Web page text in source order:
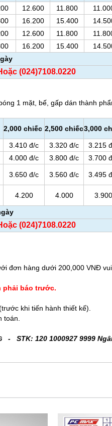
12.600 11.800
16.200 15.400
12.600 11.800
16.200 15.400
(024)7108.0220
1 mặt, bế, gấp dán thành
2,000 chiếc 2,500 chiếc3,000
3.410 đ/c 3.320 đ/c 3.215
4.000 đ/c 3.800 đ/c 3.700
3.650 đ/c 3.560 đ/c 3.495
4.200 4.000 3.900
(024)7108.0220
đơn hàng dưới 200,000 VNĐ
phải báo trước.
khi tiến hành thiết kế).
toán.
- STK: 120 1000927 9999